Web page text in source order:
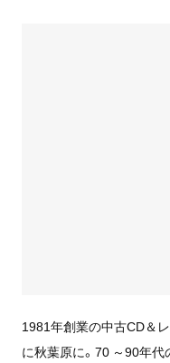
1981年創業の中古CD＆
に秋葉原に。70 ～90年